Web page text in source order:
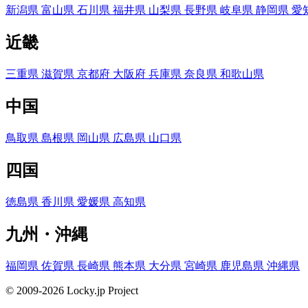
新潟県 富山県 石川県 福井県 山梨県 長野県 岐阜県 静岡県 愛
近畿
三重県 滋賀県 京都府 大阪府 兵庫県 奈良県 和歌山県
中国
鳥取県 島根県 岡山県 広島県 山口県
四国
徳島県 香川県 愛媛県 高知県
九州・沖縄
福岡県 佐賀県 長崎県 熊本県 大分県 宮崎県 鹿児島県 沖縄県
© 2009-2026 Locky.jp Project